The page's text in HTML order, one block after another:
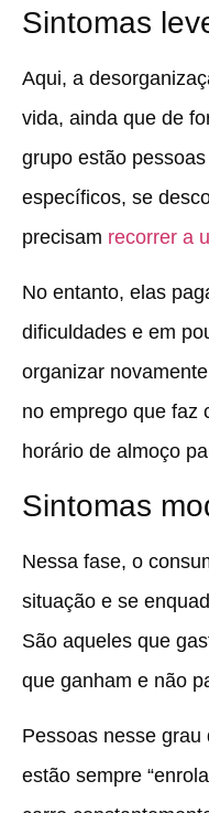
Sintomas
Aqui, a
vida, ainda que de
grupo estão
específicos, se
precisam recorrer a
No entanto, elas
dificuldades e em
organizar
no emprego que faz
horário de almoço
Sintomas
Nessa fase, o
situação e se
São aqueles que
que ganham e não
Pessoas nesse
estão sempre